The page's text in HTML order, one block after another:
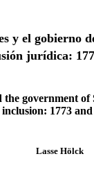
y el gobierno
jurídica:
government of
inclusion: 1773 and
Lasse Hölck